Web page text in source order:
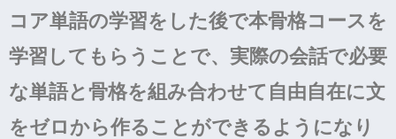
コア単語の学習をした後で本骨格コースを
学習してもらうことで、実際の会話で必要
な単語と骨格を組み合わせて自由自在に文
をゼロから作ることができるようになり